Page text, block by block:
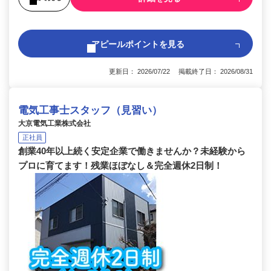
アピールポイントを見る
更新日： 2026/07/22 掲載終了日： 2026/08/31
電気工事士スタッフ（見習い）
大京電気工業株式会社
正社員
創業40年以上続く安定企業で働きませんか？未経験から
プロに育てます！残業ほぼなし＆完全週休2日制！